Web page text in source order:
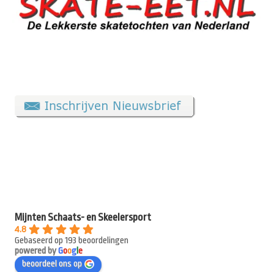
Mijnten Schaats- en Skeelersport
4.8
Gebaseerd op 193 beoordelingen
powered byGooge
beoordeel ons op